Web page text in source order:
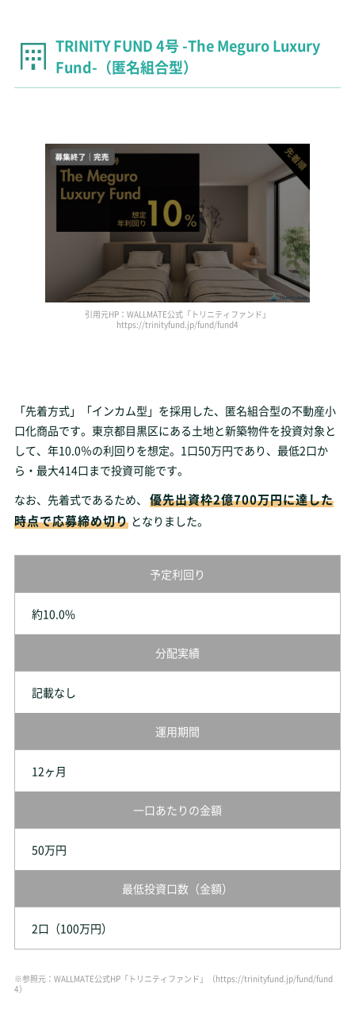
TRINITY FUND 4号 -The Meguro Luxury
Fund-（匿名組合型）
引用元HP：WALLMATE公式「トリニティファンド」
https://trinityfund.jp/fund/fund4
「先着方式」「インカム型」を採用した、匿名組合型の不動産小
口化商品です。東京都目黒区にある土地と新築物件を投資対象と
して、年10.0％の利回りを想定。1口50万円であり、最低2口か
ら・最大414口まで投資可能です。
なお、先着式であるため、
優先出資枠2億700万円に達した
時点で応募締め切り となりました。
予定利回り
約10.0%
分配実績
記載なし
運用期間
12ヶ月
一口あたりの金額
50万円
最低投資口数（金額）
2口（100万円）
※参照元：WALLMATE公式HP「トリニティファンド」（https://trinityfund.jp/fund/fund
4）